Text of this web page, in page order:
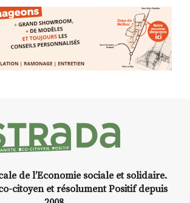
de l’Economie sociale et solidaire.
citoyen et résolument Positif depuis